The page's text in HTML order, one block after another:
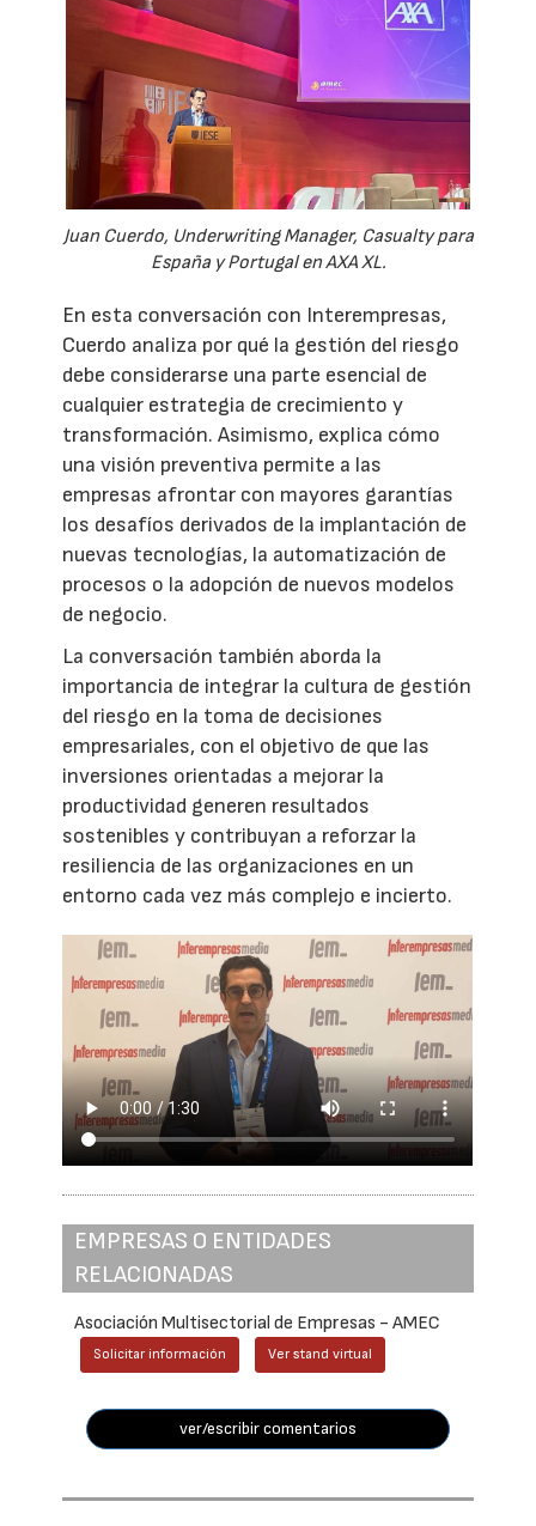
Juan Cuerdo, Underwriting Manager, Casualty para
España y Portugal en AXA XL.
En esta conversación con Interempresas,
Cuerdo analiza por qué la gestión del riesgo
debe considerarse una parte esencial de
cualquier estrategia de crecimiento y
transformación. Asimismo, explica cómo
una visión preventiva permite a las
empresas afrontar con mayores garantías
los desafíos derivados de la implantación de
nuevas tecnologías, la automatización de
procesos o la adopción de nuevos modelos
de negocio.
La conversación también aborda la
importancia de integrar la cultura de gestión
del riesgo en la toma de decisiones
empresariales, con el objetivo de que las
inversiones orientadas a mejorar la
productividad generen resultados
sostenibles y contribuyan a reforzar la
resiliencia de las organizaciones en un
entorno cada vez más complejo e incierto.
EMPRESAS O ENTIDADES
RELACIONADAS
Asociación Multisectorial de Empresas - AMEC
Solicitar información Ver stand virtual
ver/escribir comentarios